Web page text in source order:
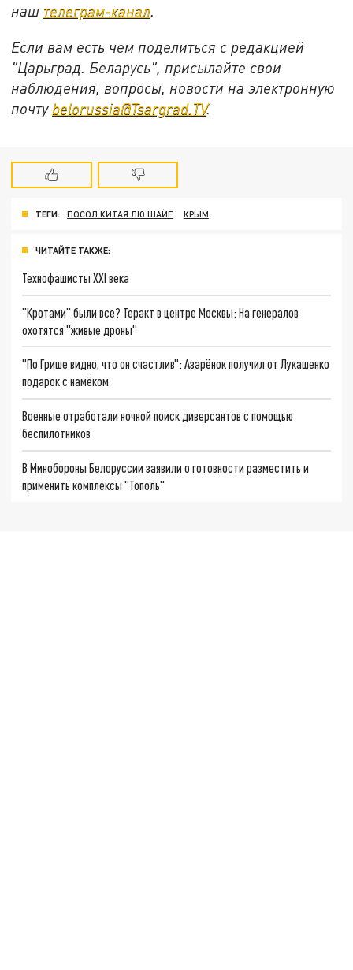
наш телеграм-канал.
Если вам есть чем поделиться с редакцией
"Царьград. Беларусь", присылайте свои
наблюдения, вопросы, новости на электронную
почту belorussia@Tsargrad.TV.
ТЕГИ: ПОСОЛ КИТАЯ ЛЮ ШАЙЕ КРЫМ
ЧИТАЙТЕ ТАКЖЕ:
Технофашисты XXI века
"Кротами" были все? Теракт в центре Москвы: На генералов
охотятся "живые дроны"
"По Грише видно, что он счастлив": Азарёнок получил от Лукашенко
подарок с намёком
Военные отработали ночной поиск диверсантов с помощью
беспилотников
В Минобороны Белоруссии заявили о готовности разместить и
применить комплексы "Тополь"